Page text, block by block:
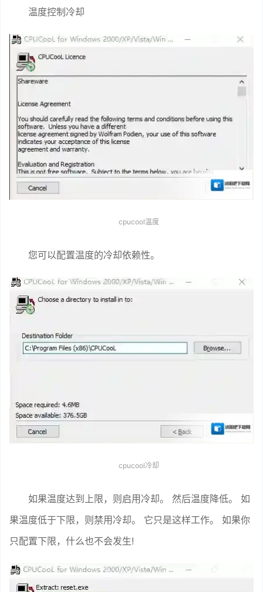
温度控制冷却
cpucool温度
您可以配置温度的冷却依赖性。
cpucool冷却
如果温度达到上限，则启用冷却。 然后温度降低。 如
果温度低于下限，则禁用冷却。 它只是这样工作。 如果你
只配置下限，什么也不会发生!